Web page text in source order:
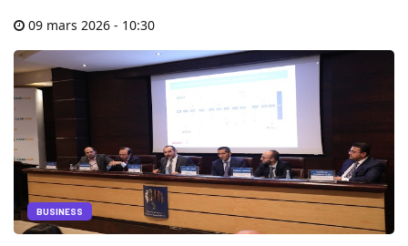
09 mars 2026 - 10:30
BUSINESS